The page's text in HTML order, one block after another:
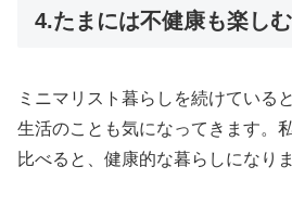
4.たまには不健康も楽しむ
ミニマリスト暮らしを続けている
生活のことも気になってきます。
比べると、健康的な暮らしになりま